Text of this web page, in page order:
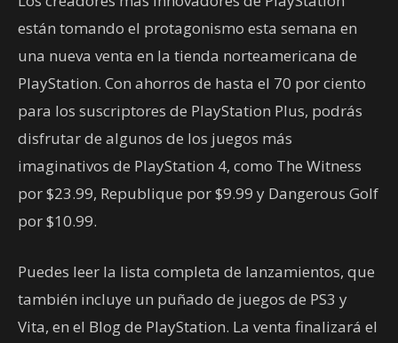
están tomando el protagonismo esta semana en
una nueva venta en la tienda norteamericana de
PlayStation. Con ahorros de hasta el 70 por ciento
para los suscriptores de PlayStation Plus, podrás
disfrutar de algunos de los juegos más
imaginativos de PlayStation 4, como The Witness
por $23.99, Republique por $9.99 y Dangerous Golf
por $10.99.
Puedes leer la lista completa de lanzamientos, que
también incluye un puñado de juegos de PS3 y
Vita, en el Blog de PlayStation. La venta finalizará el